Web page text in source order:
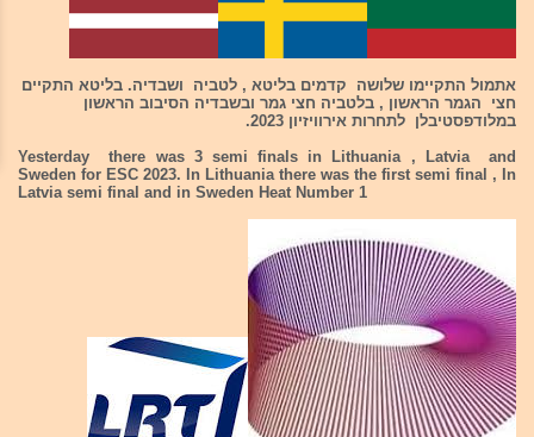
אתמול התקיימו שלושה קדמים בליטא , לטביה ושבדיה. בליטא התקיים
חצי הגמר הראשון , בלטביה חצי גמר ובשבדיה הסיבוב הראשון
במלודפסטיבלן לתחרות אירוויזיון 2023.
Yesterday there was 3 semi finals in Lithuania , Latvia and
Sweden for ESC 2023. In Lithuania there was the first semi final , In
Latvia semi final and in Sweden Heat Number 1